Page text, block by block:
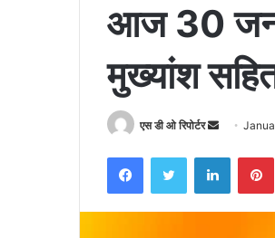
आज 30
मुख्यांश
एस डी ओ रिपोर्टर
Send
FacebookTwitter LinkedIn